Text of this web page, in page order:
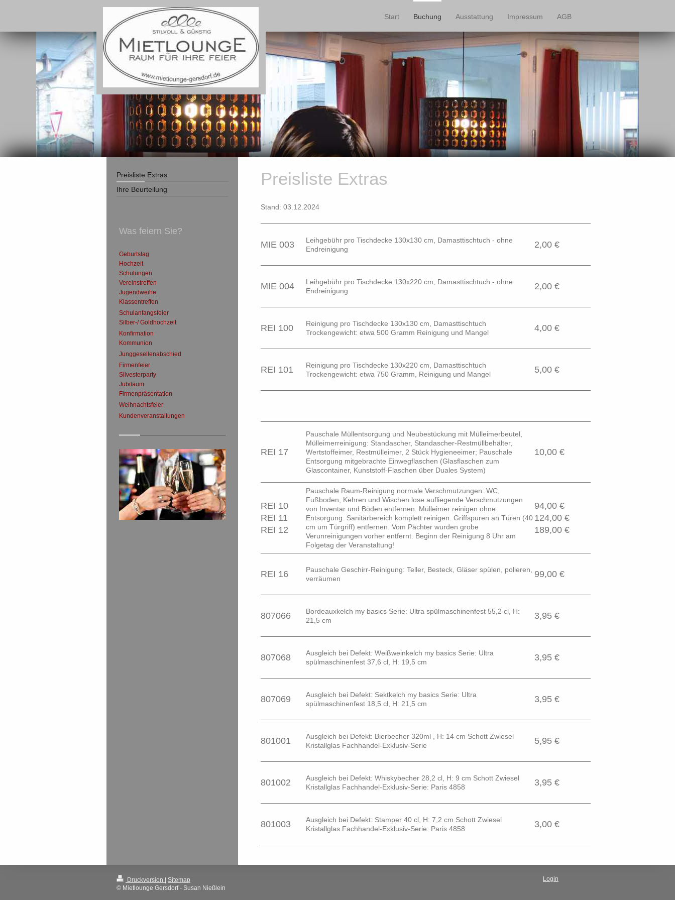
Start Buchung Ausstattung Impressum AGB
Preisliste Extras
Stand: 03.12.2024
MIE 003
Leihgebühr pro Tischdecke 130x130 cm, Damasttischtuch - ohne
Endreinigung
2,00 €
MIE 004
Leihgebühr pro Tischdecke 130x220 cm, Damasttischtuch - ohne
Endreinigung
2,00 €
REI 100
Reinigung pro Tischdecke 130x130 cm, Damasttischtuch
Trockengewicht: etwa 500 Gramm Reinigung und Mangel
4,00 €
REI 101
Reinigung pro Tischdecke 130x220 cm, Damasttischtuch
Trockengewicht: etwa 750 Gramm, Reinigung und Mangel
5,00 €
REI 17
Pauschale Müllentsorgung und Neubestückung mit Mülleimerbeutel,
Mülleimerreinigung: Standascher, Standascher-Restmüllbehälter,
Wertstoffeimer, Restmülleimer, 2 Stück Hygieneeimer; Pauschale
Entsorgung mitgebrachte Einwegflaschen (Glasflaschen zum
Glascontainer, Kunststoff-Flaschen über Duales System)
10,00 €
REI 10
REI 11
REI 12
Pauschale Raum-Reinigung normale Verschmutzungen: WC,
Fußboden, Kehren und Wischen lose aufliegende Verschmutzungen
von Inventar und Böden entfernen. Mülleimer reinigen ohne
Entsorgung. Sanitärbereich komplett reinigen. Griffspuren an Türen (40
cm um Türgriff) entfernen. Vom Pächter wurden grobe
Verunreinigungen vorher entfernt. Beginn der Reinigung 8 Uhr am
Folgetag der Veranstaltung!
94,00 €
124,00 €
189,00 €
REI 16
Pauschale Geschirr-Reinigung: Teller, Besteck, Gläser spülen, polieren,
verräumen
99,00 €
807066
Bordeauxkelch my basics Serie: Ultra spülmaschinenfest 55,2 cl, H:
21,5 cm
3,95 €
807068
Ausgleich bei Defekt: Weißweinkelch my basics Serie: Ultra
spülmaschinenfest 37,6 cl, H: 19,5 cm
3,95 €
807069
Ausgleich bei Defekt: Sektkelch my basics Serie: Ultra
spülmaschinenfest 18,5 cl, H: 21,5 cm
3,95 €
801001
Ausgleich bei Defekt: Bierbecher 320ml , H: 14 cm Schott Zwiesel
Kristallglas Fachhandel-Exklusiv-Serie
5,95 €
801002
Ausgleich bei Defekt: Whiskybecher 28,2 cl, H: 9 cm Schott Zwiesel
Kristallglas Fachhandel-Exklusiv-Serie: Paris 4858
3,95 €
801003
Ausgleich bei Defekt: Stamper 40 cl, H: 7,2 cm Schott Zwiesel
Kristallglas Fachhandel-Exklusiv-Serie: Paris 4858
3,00 €
Preisliste Extras
Ihre Beurteilung
Was feiern Sie?
Geburtstag
Hochzeit
Schulungen
Vereinstreffen
Jugendweihe
Klassentreffen
Schulanfangsfeier
Silber-/ Goldhochzeit
Konfirmation
Kommunion
Junggesellenabschied
Firmenfeier
Silvesterparty
Jubiläum
Firmenpräsentation
Weihnachtsfeier
Kundenveranstaltungen
Druckversion
Sitemap
© Mietlounge Gersdorf - Susan Nießlein
Login